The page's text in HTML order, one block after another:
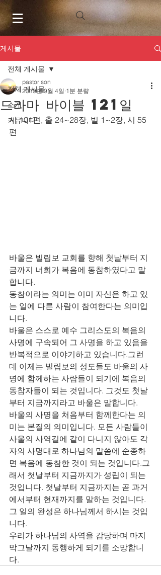
게시물
전체 게시물
소개
커뮤니티
전체 게시물
드라마 바이블 121일
pastor son
2019년 9월 4일 1분 분량
시 101편, 출 24~28장, 빌 1~2장, 시 55
편
바울은 빌립보 교회를 향해 첫날부터 지
금까지 너희가 복음에 동참하였다고 말
합니다.
동참이라는 의미는 이미 자신은 하고 있
는 일에 다른 사람이 참여한다는 의미입
니다.
바울은 스스로 예수 그리스도의 복음의
사명에 구속되어 그 사명을 하고 있음을
반복적으로 이야기하고 있습니다.그런
데 이제는 빌립보의 성도들도 바울의 사
명에 함께하는 사람들이 되기에 복음의
동참자들이 되는 것입니다. 그것도 첫날
부터 지금까지라고 바울은 말합니다.
바울의 사명을 처음부터 함께한다는 의
미는 본질의 의미입니다. 모든 사람들이
사울의 사역길에 같이 다니지 않아도 각
자의 사명대로 하나님의 말씀에 순종하
면 복음에 동참한 것이 되는 것입니다.그
래서 첫날부터 지금까지가 성립이 되는
것입니다. 첫날부터 지금까지는 곧 과거
에서부터 현재까지를 말하는 것입니다.
그 일의 완성은 하나님께서 하시는 것입
니다.
우리가 하나님의 사역을 감당하며 마지
막그날까지 동행하게 되기를 소망합니
다.